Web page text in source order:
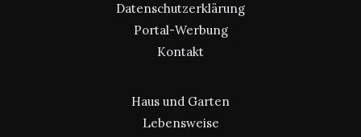
Datenschutzerklärung
Portal-Werbung
Kontakt
Haus und Garten
Lebensweise